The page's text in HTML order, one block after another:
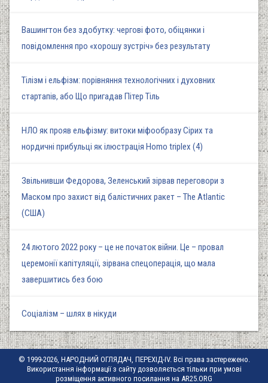
Вашингтон без здобутку: чергові фото, обіцянки і
повідомлення про «хорошу зустріч» без результату
Тілізм і ельфізм: порівняння технологічних і духовних
стартапів, або Що пригадав Пітер Тіль
НЛО як прояв ельфізму: витоки міфообразу Сірих та
нордичні прибульці як ілюстрація Homo triplex (4)
Звільнивши Федорова, Зеленський зірвав переговори з
Маском про захист від балістичних ракет – The Atlantic
(США)
24 лютого 2022 року – це не початок війни. Це – провал
церемонії капітуляції, зірвана спецоперація, що мала
завершитись без бою
Соціалізм – шлях в нікуди
© 1999-2026, НАРОДНИЙ ОГЛЯДАЧ, ПЕРЕХІД-IV. Всі права застережено.
Використання інформації з сайту дозволяється тільки при умові
розміщення активного посилання на AR25.ORG